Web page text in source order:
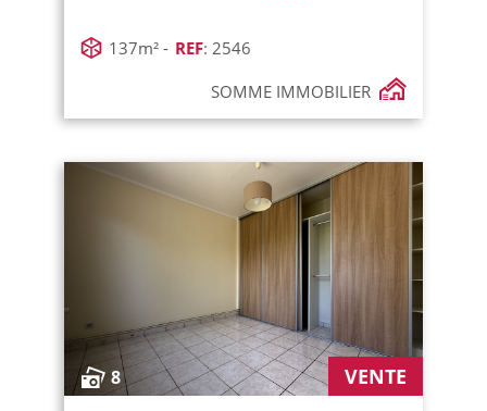
137m² - REF: 2546
SOMME IMMOBILIER
8 VENTE